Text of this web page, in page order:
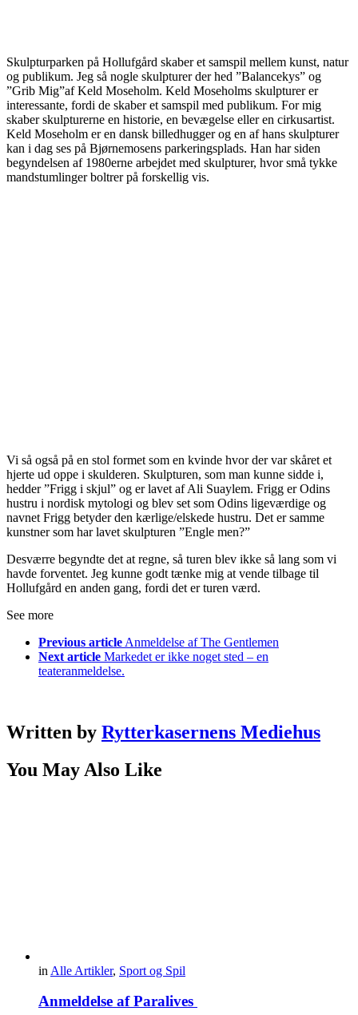
Skulpturparken på Hollufgård skaber et samspil mellem kunst, natur
og publikum. Jeg så nogle skulpturer der hed ”Balancekys” og
”Grib Mig”af Keld Moseholm. Keld Moseholms skulpturer er
interessante, fordi de skaber et samspil med publikum. For mig
skaber skulpturerne en historie, en bevægelse eller en cirkusartist.
Keld Moseholm er en dansk billedhugger og en af hans skulpturer
kan i dag ses på Bjørnemosens parkeringsplads. Han har siden
begyndelsen af 1980erne arbejdet med skulpturer, hvor små tykke
mandstumlinger boltrer på forskellig vis.
Vi så også på en stol formet som en kvinde hvor der var skåret et
hjerte ud oppe i skulderen. Skulpturen, som man kunne sidde i,
hedder ”Frigg i skjul” og er lavet af Ali Suaylem. Frigg er Odins
hustru i nordisk mytologi og blev set som Odins ligeværdige og
navnet Frigg betyder den kærlige/elskede hustru. Det er samme
kunstner som har lavet skulpturen ”Engle men?”
Desværre begyndte det at regne, så turen blev ikke så lang som vi
havde forventet. Jeg kunne godt tænke mig at vende tilbage til
Hollufgård en anden gang, fordi det er turen værd.
See more
Previous article Anmeldelse af The Gentlemen
Next article Markedet er ikke noget sted – en
teateranmeldelse.
Written by Rytterkasernens Mediehus
You May Also Like
in Alle Artikler, Sport og Spil
Anmeldelse af Paralives